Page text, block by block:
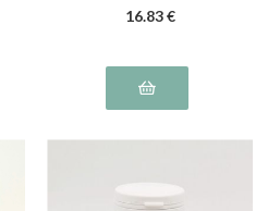
16.83 €